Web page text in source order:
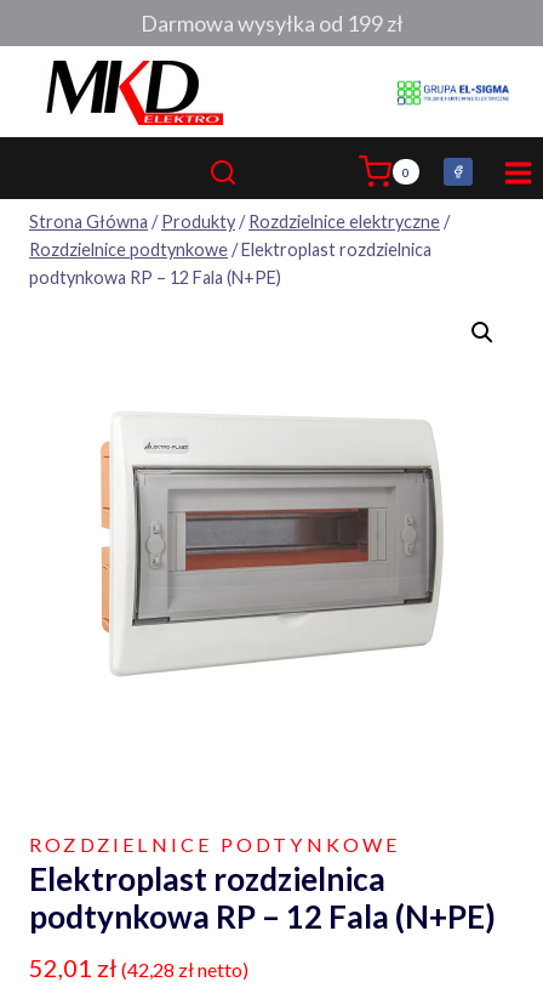
do
0
Strona Główna / Produkty/ Rozdzielnice elektryczne/
Rozdzielnice podtynkowe/Elektroplast rozdzielnica
podtynkowa RP – 12 Fala (N+PE)
ROZDZIELNICE PODTYNKOWE
Elektroplast rozdzielnica
podtynkowa RP – 12 Fala (N+PE)
52,01 zł (42,28 złnetto)
Darmowa wysyłka od 199 zł